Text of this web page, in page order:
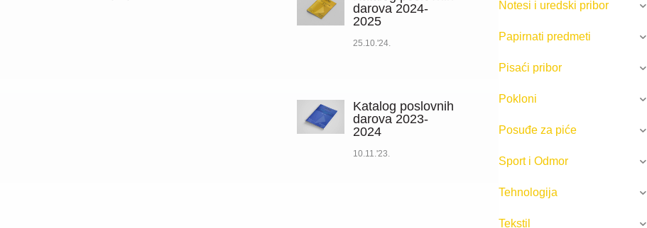
darova 2024-
2025
25.10.'24.
Katalog poslovnih
darova 2023-
2024
10.11.'23.
Notesi i uredski pribor
Papirnati predmeti
Pisaći pribor
Pokloni
Posuđe za piće
Sport i Odmor
Tehnologija
Tekstil